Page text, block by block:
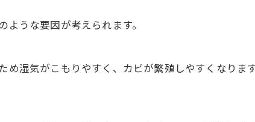
うな要因が考えられます。
め湿気がこもりやすく、カビが繁殖しやすくなりま